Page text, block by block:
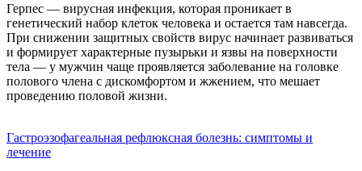
Герпес — вирусная инфекция, которая проникает в
генетический набор клеток человека и остается там навсегда.
При снижении защитных свойств вирус начинает развиваться
и формирует характерные пузырьки и язвы на поверхности
тела — у мужчин чаще проявляется заболевание на головке
полового члена с дискомфортом и жжением, что мешает
проведению половой жизни.
Гастроэзофагеальная рефлюксная болезнь: симптомы и
лечение